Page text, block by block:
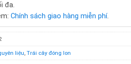
đa.
Chính sách giao hàng miễn phí.
liệu Trái cây đóng lon